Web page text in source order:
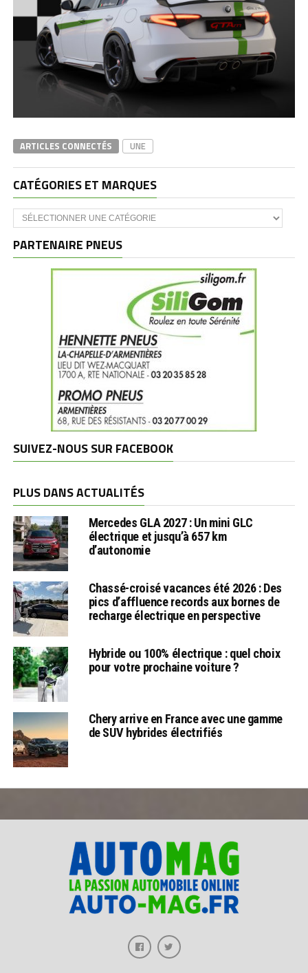
ARTICLES CONNECTÉS UNE
CATÉGORIES ET MARQUES
Catégories
et
PARTENAIRE PNEUS
SUIVEZ-NOUS SUR FACEBOOK
PLUS DANS ACTUALITÉS
Mercedes GLA 2027 : Un mini GLC
électrique et jusqu’à 657 km
d’autonomie
Chassé-croisé vacances été 2026 : Des
pics d’affluence records aux bornes de
recharge électrique en perspective
Hybride ou 100% électrique : quel choix
pour votre prochaine voiture ?
Chery arrive en France avec une gamme
de SUV hybrides électrifiés